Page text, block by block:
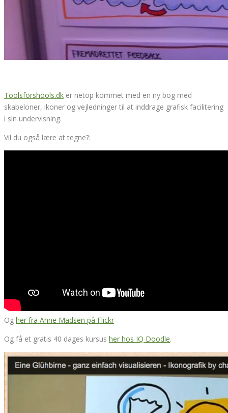
Toolsforshools.dk er netop kommet med en ny bog med
skabeloner, ikoner og vejledninger til at inddrage grafisk facilitering
i sin undervisning.
Vil du også lære at tegne?:
Og her fra Anne Madsen på Flickr
Og få et gratis 40 dages kursus her hos IQ Doodle.